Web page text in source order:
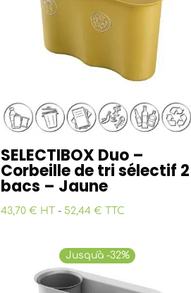
SELECTIBOX Duo –
Corbeille de tri sélectif 2
bacs – Jaune
43,70 € HT - 52,44 € TTC
Jusqu'à -32%